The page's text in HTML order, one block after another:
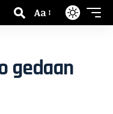
Aa
gedaan